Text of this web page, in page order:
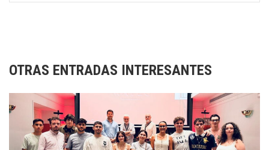
OTRAS ENTRADAS INTERESANTES